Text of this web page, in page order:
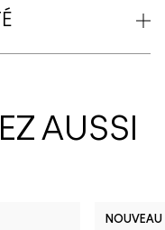
AUSSI
NOUVEAU